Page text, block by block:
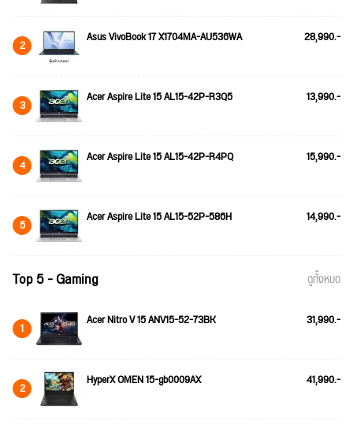
2 Asus VivoBook 17 X1704MA-AU536WA 28,990.-
3 Acer Aspire Lite 15 AL15-42P-R3Q5 13,990.-
4 Acer Aspire Lite 15 AL15-42P-R4PQ 15,990.-
5 Acer Aspire Lite 15 AL15-52P-586H 14,990.-
Top 5 - Gaming ดูทั้งหมด
1 Acer Nitro V 15 ANV15-52-73BK 31,990.-
2 HyperX OMEN 15-gb0009AX 41,990.-